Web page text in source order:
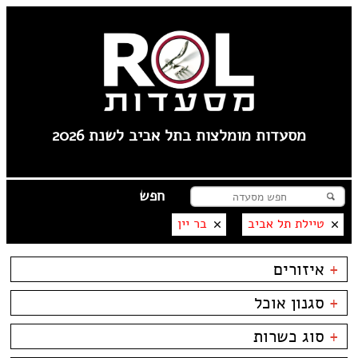
מסעדות מומלצות בתל אביב לשנת 2026
טיילת תל אביב בר יין
+ איזורים
צפון ישן
שוק הפשפשים
צהלה
לילינבלום
+ סגנון אוכל
בשרים
דגים
ביסטרו
+ סוג כשרות